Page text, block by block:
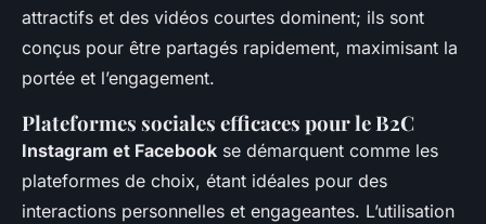
attractifs et des vidéos courtes dominent; ils sont
conçus pour être partagés rapidement, maximisant la
portée et l’engagement.
Plateformes sociales efficaces pour le B2C
Instagram et Facebook se démarquent comme les
plateformes de choix, étant idéales pour des
interactions personnelles et engageantes. L’utilisation